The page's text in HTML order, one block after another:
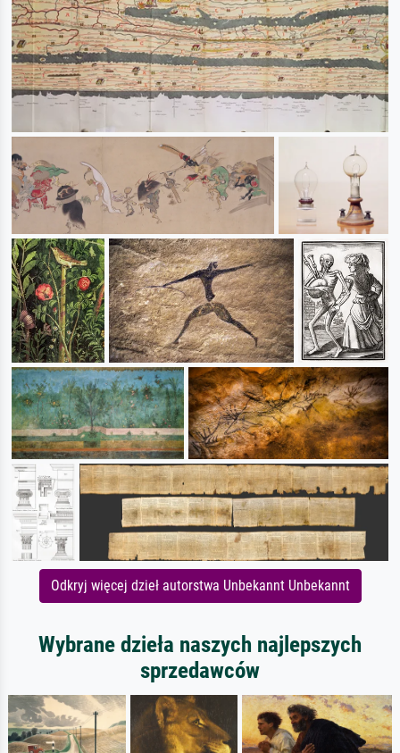
Odkryj więcej dzieł autorstwa Unbekannt Unbekannt
Wybrane dzieła naszych najlepszych
sprzedawców